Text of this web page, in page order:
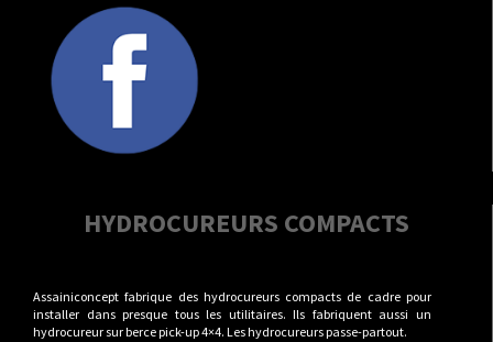
HYDROCUREURS COMPACTS
Assainiconcept fabrique des hydrocureurs compacts de cadre pour
installer dans presque tous les utilitaires. Ils fabriquent aussi un
hydrocureur sur berce pick-up 4×4. Les hydrocureurs passe-partout.